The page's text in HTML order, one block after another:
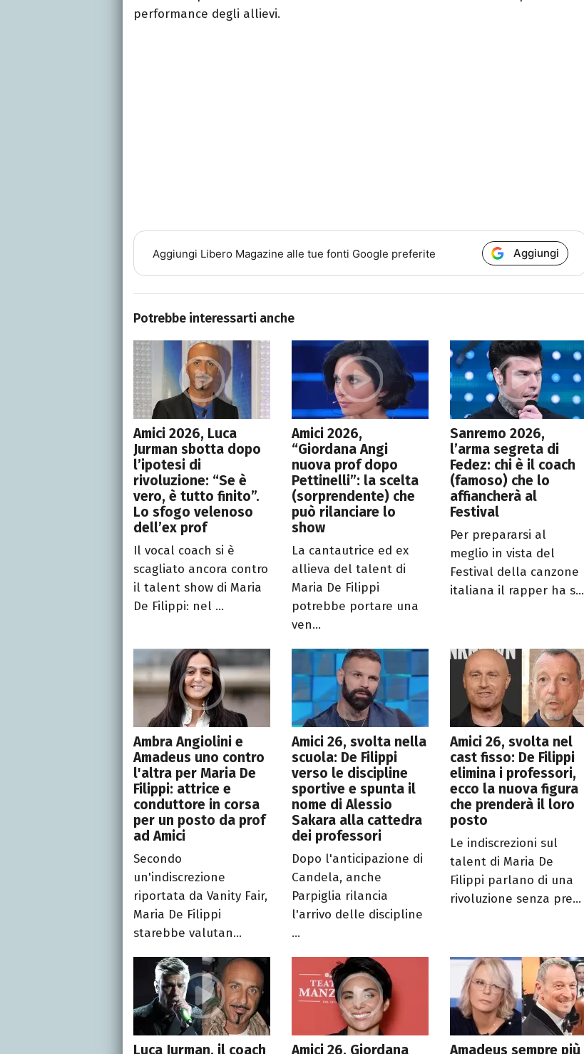
performance degli allievi.
Aggiungi Libero Magazine alle tue fonti Google preferite Aggiungi
Potrebbe interessarti anche
Amici 2026, Luca
Jurman sbotta dopo
l’ipotesi di
rivoluzione: “Se è
vero, è tutto finito”.
Lo sfogo velenoso
dell’ex prof
Il vocal coach si è
scagliato ancora contro
il talent show di Maria
De Filippi: nel ...
Amici 2026,
“Giordana Angi
nuova prof dopo
Pettinelli”: la scelta
(sorprendente) che
può rilanciare lo
show
La cantautrice ed ex
allieva del talent di
Maria De Filippi
potrebbe portare una
ven...
Sanremo 2026,
l’arma segreta di
Fedez: chi è il coach
(famoso) che lo
affiancherà al
Festival
Per prepararsi al
meglio in vista del
Festival della canzone
italiana il rapper ha s...
Ambra Angiolini e
Amadeus uno contro
l'altra per Maria De
Filippi: attrice e
conduttore in corsa
per un posto da prof
ad Amici
Secondo
un'indiscrezione
riportata da Vanity Fair,
Maria De Filippi
starebbe valutan...
Amici 26, svolta nella
scuola: De Filippi
verso le discipline
sportive e spunta il
nome di Alessio
Sakara alla cattedra
dei professori
Dopo l'anticipazione di
Candela, anche
Parpiglia rilancia
l'arrivo delle discipline
...
Amici 26, svolta nel
cast fisso: De Filippi
elimina i professori,
ecco la nuova figura
che prenderà il loro
posto
Le indiscrezioni sul
talent di Maria De
Filippi parlano di una
rivoluzione senza pre...
Luca Jurman, il coach Amici 26, Giordana Amadeus sempre più